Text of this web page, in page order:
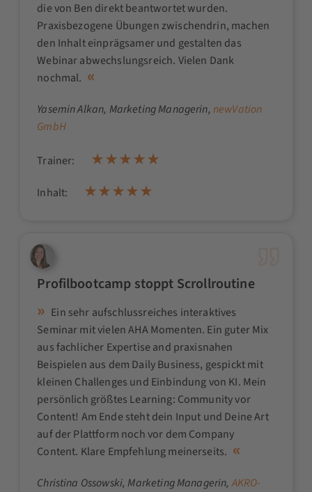
die von Ben direkt beantwortet wurden.
Praxisbezogene Übungen zwischendrin, machen
den Inhalt einprägsamer und gestalten das
Webinar abwechslungsreich. Vielen Dank
nochmal.
Yasemin Alkan, Marketing Managerin, newVation
GmbH
Trainer:
Inhalt:
Profilbootcamp stoppt Scrollroutine
Ein sehr aufschlussreiches interaktives
Seminar mit vielen AHA Momenten. Ein guter Mix
aus fachlicher Expertise and praxisnahen
Beispielen aus dem Daily Business, gespickt mit
kleinen Challenges und Einbindung von KI. Mein
persönlich größtes Learning: Community vor
Content! Am Ende steht dein Input und Deine Art
auf der Plattform noch vor dem Company
Content. Klare Empfehlung meinerseits.
Christina Ossowski, Marketing Managerin,AKRO-